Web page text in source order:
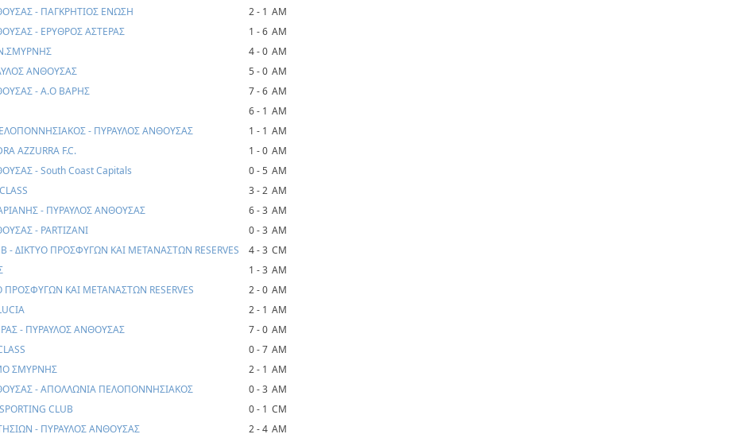
- ΠΑΓΚΡΗΤΙΟΣ ΕΝΩΣΗ 2 - 1 AM
- ΕΡΥΘΡΟΣ ΑΣΤΕΡΑΣ 1 - 6 AM
4 - 0 AM
ΑΝΘΟΥΣΑΣ 5 - 0 AM
- Α.Ο ΒΑΡΗΣ 7 - 6 AM
6 - 1 AM
- ΠΥΡΑΥΛΟΣ ΑΝΘΟΥΣΑΣ 1 - 1 AM
AZZURRA F.C. 1 - 0 AM
- South Coast Capitals 0 - 5 AM
3 - 2 AM
- ΠΥΡΑΥΛΟΣ ΑΝΘΟΥΣΑΣ 6 - 3 AM
- PARTIZANI 0 - 3 AM
- ΔΙΚΤΥΟ ΠΡΟΣΦΥΓΩΝ ΚΑΙ ΜΕΤΑΝΑΣΤΩΝ RESERVES 4 - 3 CM
1 - 3 AM
ΠΡΟΣΦΥΓΩΝ ΚΑΙ ΜΕΤΑΝΑΣΤΩΝ RESERVES 2 - 0 AM
2 - 1 AM
- ΠΥΡΑΥΛΟΣ ΑΝΘΟΥΣΑΣ 7 - 0 AM
0 - 7 AM
ΣΜΥΡΝΗΣ 2 - 1 AM
- ΑΠΟΛΛΩΝΙΑ ΠΕΛΟΠΟΝΝΗΣΙΑΚΟΣ 0 - 3 AM
CLUB 0 - 1 CM
- ΠΥΡΑΥΛΟΣ ΑΝΘΟΥΣΑΣ 2 - 4 AM